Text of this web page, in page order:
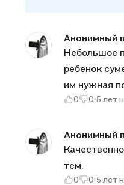
Анонимный
Небольшое по объему,
ребенок сумел как
им нужная
0 0 5 лет
Анонимный
тем.
0 0 5 лет